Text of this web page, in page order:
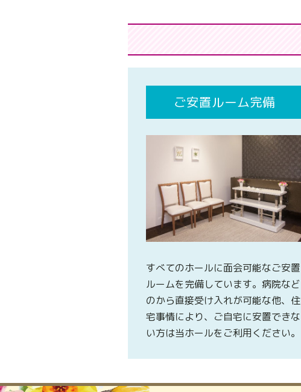
ご安置ルーム完備
すべてのホールに面会可能なご安置
ルームを完備しています。病院など
のから直接受け入れが可能な他、住
宅事情により、ご自宅に安置できな
い方は当ホールをご利用ください。